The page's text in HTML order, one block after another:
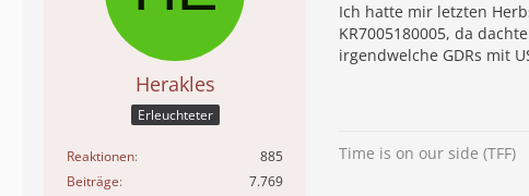
Herakles
Erleuchteter
Reaktionen
885
Beiträge
7.769
Ich hatte mir letzten
KR7005180005, da
irgendwelche GDRs mit
Time is on our side (TFF)